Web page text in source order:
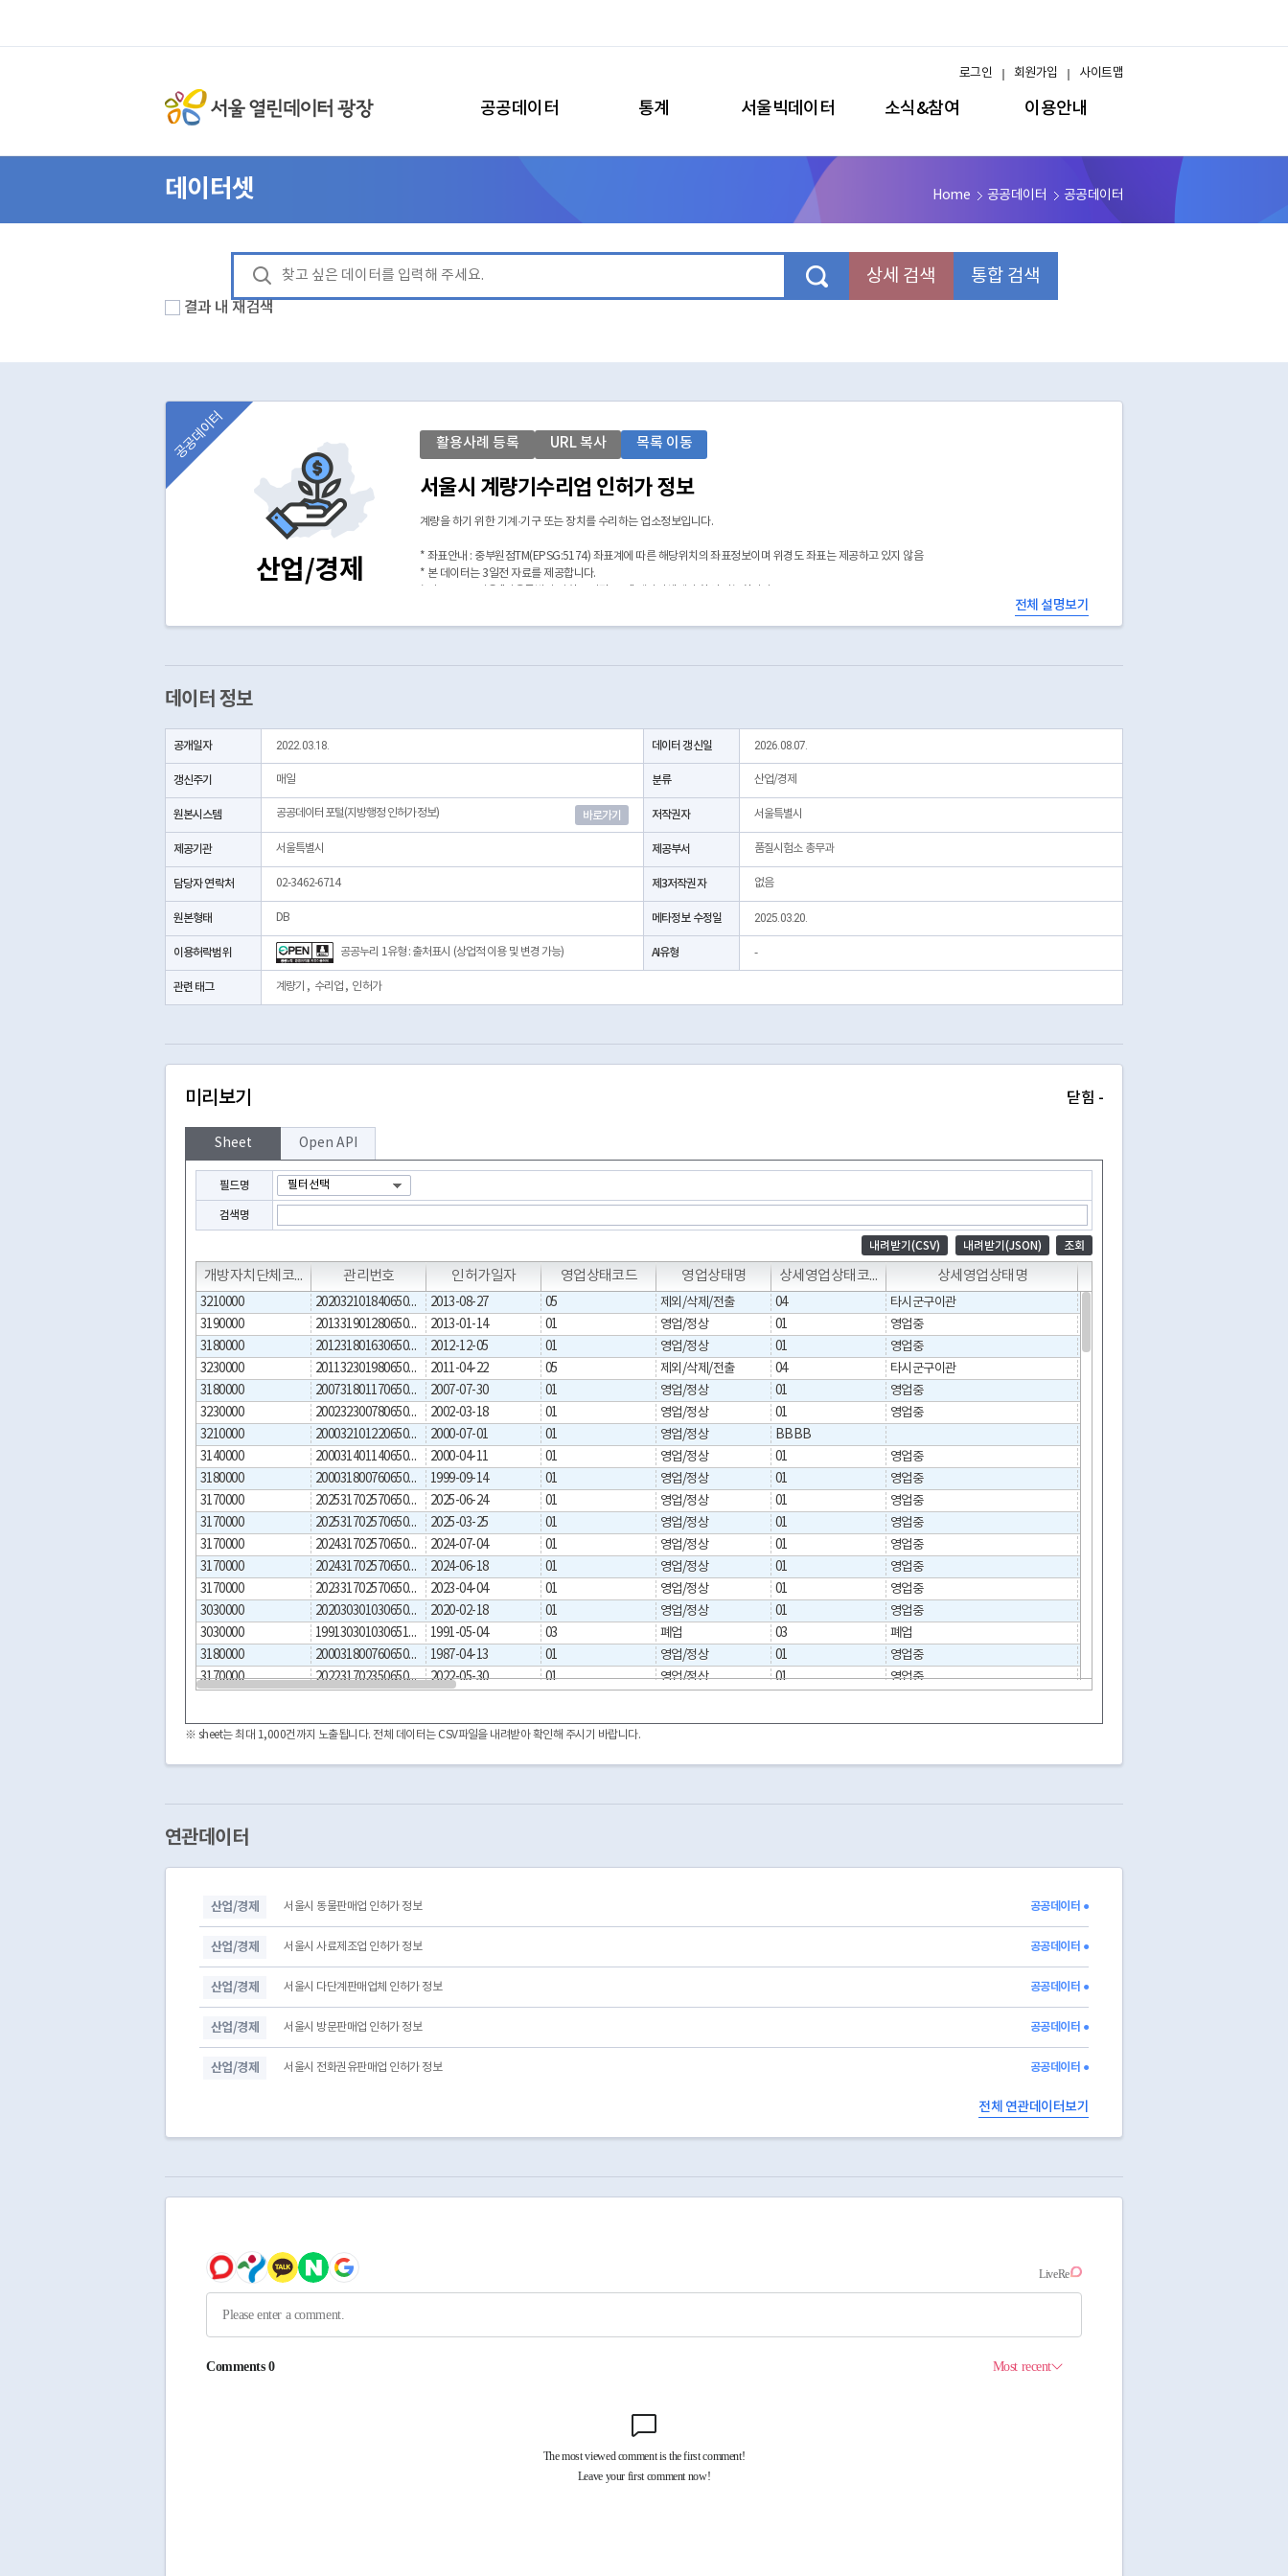
공공데이터 통계 서울빅데이터 소식&참여 이용안내
로그인 회원가입 사이트맵
데이터셋 Home 공공데이터 공공데이터
상세 검색 통합 검색
결과 내 재검색
산업/경제
공공데이터 활용사례 등록 URL 복사 목록 이동
서울시 계량기수리업 인허가 정보
계량을 하기 위한 기계·기구 또는 장치를 수리하는 업소정보입니다.
* 좌표안내 : 중부원점TM(EPSG:5174) 좌표계에 따른 해당위치의 좌표정보이며 위경도 좌표는 제공하고 있지 않음
* 본 데이터는 3일전 자료를 제공합니다.
전체 설명보기
데이터 정보
공개일자 2022.03.18. 데이터 갱신일 2026.08.07.
갱신주기 매일 분류 산업/경제
원본시스템 공공데이터포털(지방행정 인허가정보) 바로가기 저작권자 서울특별시
제공기관 서울특별시 제공부서 품질시험소 총무과
담당자 연락처 02-3462-6714 제3저작권자 없음
원본형태 DB 메타정보 수정일 2025.03.20.
이용허락범위 공공누리 1유형 : 출처표시 (상업적 이용 및 변경 가능) AI유형 -
관련 태그 계량기 , 수리업 , 인허가
미리보기 닫힘 -
Sheet Open API
필드명
검색명
내려받기(CSV) 내려받기(JSON) 조회
개방자치단체코드 관리번호 인허가일자 영업상태코드 영업상태명 상세영업상태코드 상세영업상태명
T T T
3210000 2020321018406500002 2013-08-27 05 제외/삭제/전출 04
타시군구이관
3190000
2013319012806500001 2013-01-14 01 영업/정상 01
영업중
3180000
2012318016306500002 2012-12-05 01 영업/정상 01
영업중
3230000
2011323019806500001 2011-04-22 05 제외/삭제/전출 04
타시군구이관
3180000
2007318011706500001 2007-07-30 01 영업/정상 01
영업중
3230000
2002323007806500001 2002-03-18 01 영업/정상 01
영업중
3210000
2000321012206500001 2000-07-01 01 영업/정상
BBBB
3140000
2000314011406500002 2000-04-11 01 영업/정상 01
영업중
3180000
2000318007606500004 1999-09-14 01 영업/정상 01
영업중
3170000
2025317025706500003 2025-06-24 01 영업/정상 01
영업중
3170000
2025317025706500001 2025-03-25 01 영업/정상 01
영업중
3170000
2024317025706500012 2024-07-04 01 영업/정상 01
영업중
3170000
2024317025706500011 2024-06-18 01 영업/정상 01
영업중
3170000
2023317025706500002 2023-04-04 01 영업/정상 01
영업중
3030000
2020303010306500001 2020-02-18 01 영업/정상 01
영업중
3030000
1991303010306512345 1991-05-04 03 폐업 03 폐업
3180000
2000318007606500002 1987-04-13 01 영업/정상 01
영업중
3170000
2022317023506500005 2022-05-30 01 영업/정상 01
영업중
3170000
2020317023506500003 2020-10-19 01 영업/정상 01
영업중
3170000
2019317019006500003 2019-07-10 01
3170000
2016317017406500001 2016-07-22 01 영업/정상 01
영업중
3230000
2011323019806500002 2011-10-21 01 영업/정상 01
영업중
3160000
3110000
2016311013106500001
3080000
2009308009206500001
※ sheet는 최대 1,000건까지 노출됩니다. 전체 데이터는 CSV파일을 내려받아 확인해 주시기 바랍니다.
연관데이터
산업/경제 서울시 동물판매업 인허가 정보 공공데이터 ●
산업/경제 서울시 사료제조업 인허가 정보 공공데이터 ●
산업/경제 서울시 다단계판매업체 인허가 정보 공공데이터 ●
산업/경제 서울시 방문판매업 인허가 정보 공공데이터 ●
산업/경제 서울시 전화권유판매업 인허가 정보 공공데이터 ●
전체 연관데이터보기